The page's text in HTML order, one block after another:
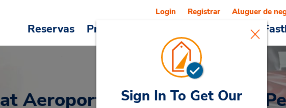
Reservas Promoções Veículos e serviços
Login Registrar Aluguer de
at Aeroporto Internacional de
Sign In To Get Our